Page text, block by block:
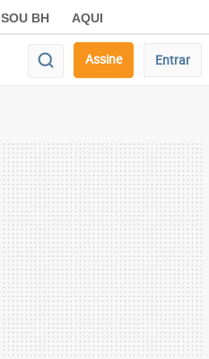
SOU BH AQUI
Assine Entrar